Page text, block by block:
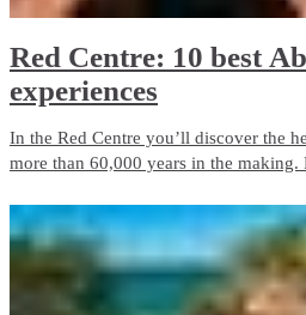
Red Centre: 10 best
experiences
In the Red Centre you’ll discover the
more than 60,000 years in the
Alice Springs and Uluru.